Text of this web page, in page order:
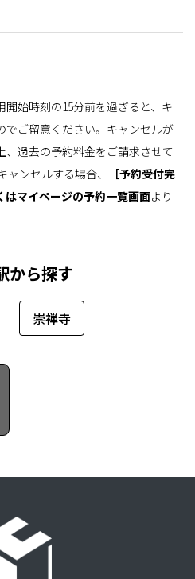
始時刻の15分前を過ぎると、キ
でご留意ください。キャンセルが
過去の予約料金をご請求させて
ャンセルする場合、
［予約受付完
はマイページの予約一覧画面より
から探す
崇禅寺